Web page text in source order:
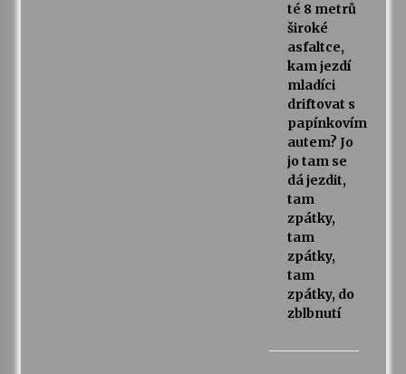
té 8 metrů
široké
asfaltce,
kam jezdí
mladíci
driftovat s
papínkovím
autem? Jo
jo tam se
dá jezdit,
tam
zpátky,
tam
zpátky,
tam
zpátky, do
zblbnutí